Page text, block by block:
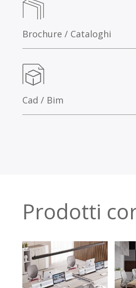
Brochure / Cataloghi
Cad / Bim
Prodotti